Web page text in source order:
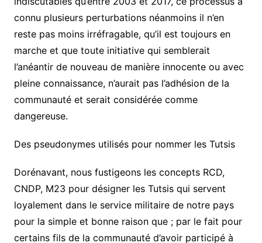
connu plusieurs perturbations néanmoins il n’en
reste pas moins irréfragable, qu’il est toujours en
marche et que toute initiative qui semblerait
l’anéantir de nouveau de manière innocente ou avec
pleine connaissance, n’aurait pas l’adhésion de la
communauté et serait considérée comme
dangereuse.
Des pseudonymes utilisés pour nommer les Tutsis
Dorénavant, nous fustigeons les concepts RCD,
CNDP, M23 pour désigner les Tutsis qui servent
loyalement dans le service militaire de notre pays
pour la simple et bonne raison que ; par le fait pour
certains fils de la communauté d’avoir participé à